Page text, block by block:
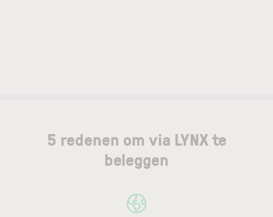
5 redenen om via LYNX te
beleggen